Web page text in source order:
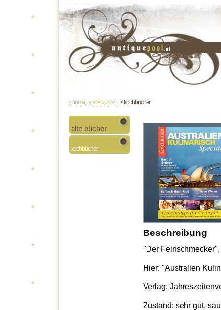
> home > alte bücher> kochbücher
alte bücher
kochbücher
Beschreibung
"Der
Hier: "Australien
Verlag:
Zustand: sehr gut,